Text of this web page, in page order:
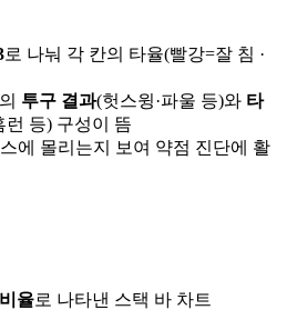
로 나눠 각 칸의 타율(빨강=잘 침 ·
투구 결과(헛스윙·파울 등)와 타
런 등) 구성이 뜸
에 몰리는지 보여 약점 진단에 활
율로 나타낸 스택 바 차트